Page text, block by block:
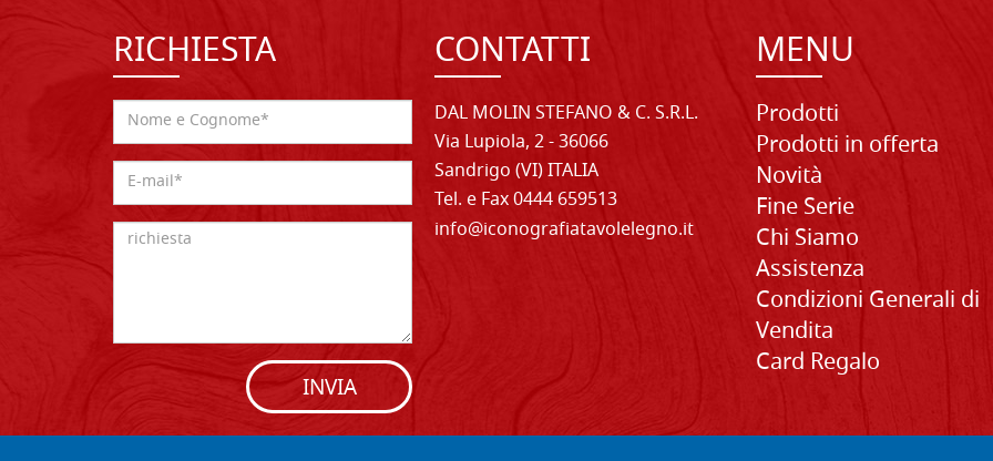
RICHIESTA
INVIA
CONTATTI
DAL MOLIN STEFANO & C. S.R.L.
Via Lupiola, 2 - 36066
Sandrigo (VI) ITALIA
Tel. e Fax 0444 659513
info@iconografiatavolelegno.it
MENU
Prodotti
Prodotti in offerta
Novità
Fine Serie
Chi Siamo
Assistenza
Condizioni Generali di
Vendita
Card Regalo